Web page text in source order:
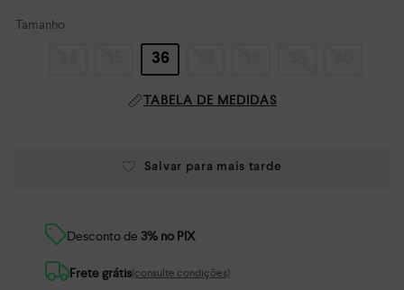
Tamanho
36
TABELA DE MEDIDAS
Desconto de 3% no PIX
Frete grátis(consulte condições)